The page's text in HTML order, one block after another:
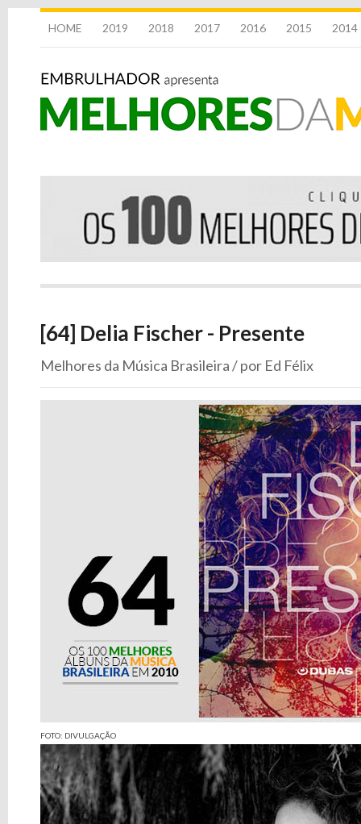
HOME 2019 2018 2017 2016 2015 2014
[64] Delia Fischer - Presente
Melhores da Música Brasileira / por Ed Félix
FOTO: DIVULGAÇÃO